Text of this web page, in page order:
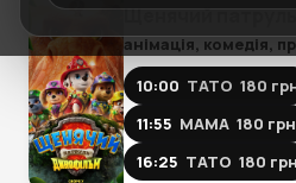
Щенячий
анімація, комедія,
10:00 ТАТО 180
11:55 МАМА 180 грн
16:25 ТАТО 180 грн